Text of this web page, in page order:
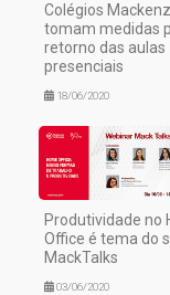
Colégios
tomam medidas
retorno das aulas
presenciais
18/06/2020
Produtividade no
Office é tema do
MackTalks
03/06/2020